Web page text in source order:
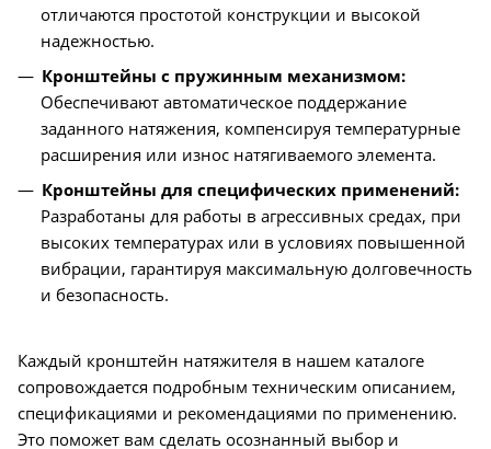
отличаются простотой конструкции и высокой
надежностью.
Кронштейны с пружинным механизмом:
Обеспечивают автоматическое поддержание
заданного натяжения, компенсируя температурные
расширения или износ натягиваемого элемента.
Кронштейны для специфических применений:
Разработаны для работы в агрессивных средах, при
высоких температурах или в условиях повышенной
вибрации, гарантируя максимальную долговечность
и безопасность.
Каждый кронштейн натяжителя в нашем каталоге
сопровождается подробным техническим описанием,
спецификациями и рекомендациями по применению.
Это поможет вам сделать осознанный выбор и